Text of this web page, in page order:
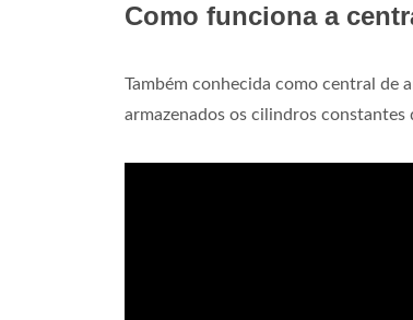
Como funciona a
Também conhecida como central de
armazenados os cilindros constantes